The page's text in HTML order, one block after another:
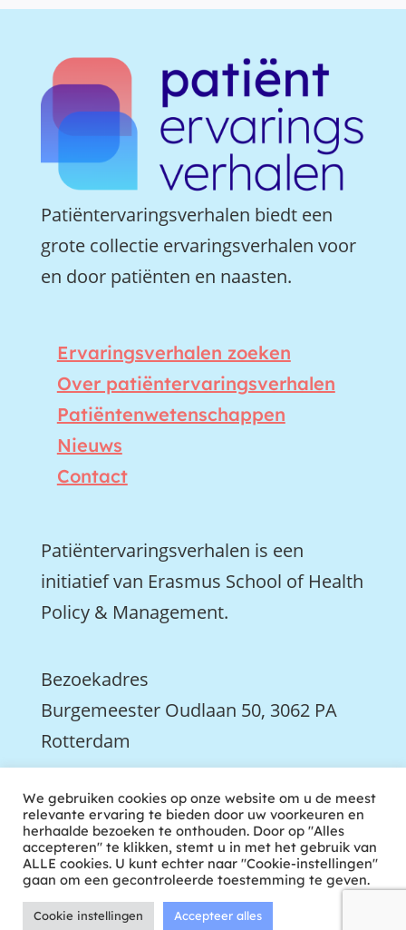
Patiëntervaringsverhalen biedt een
grote collectie ervaringsverhalen voor
en door patiënten en naasten.
Ervaringsverhalen zoeken
Over patiëntervaringsverhalen
Patiëntenwetenschappen
Nieuws
Contact
Patiëntervaringsverhalen is een
initiatief van Erasmus School of Health
Policy & Management.
Bezoekadres
Burgemeester Oudlaan 50, 3062 PA
Rotterdam
 We zijn ook actief op LinkedIn
ontwikkeld door tweekoppig
We gebruiken cookies op onze website om u de meest
relevante ervaring te bieden door uw voorkeuren en
herhaalde bezoeken te onthouden. Door op "Alles
accepteren" te klikken, stemt u in met het gebruik van
ALLE cookies. U kunt echter naar "Cookie-instellingen"
gaan om een gecontroleerde toestemming te geven.
Cookie instellingen Accepteer alles